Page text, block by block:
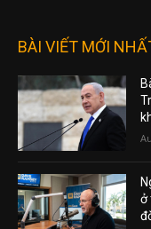
BÀI VIẾT MỚI
ở